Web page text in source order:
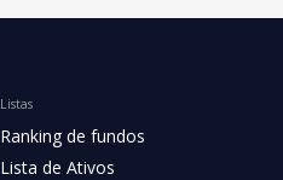
Listas
Ranking de fundos
Lista de Ativos